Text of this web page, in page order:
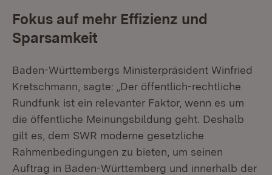
Fokus auf mehr Effizienz und
Sparsamkeit
Baden-Württembergs Ministerpräsident Winfried
Kretschmann, sagte: „Der öffentlich-rechtliche
Rundfunk ist ein relevanter Faktor, wenn es um
die öffentliche Meinungsbildung geht. Deshalb
gilt es, dem SWR moderne gesetzliche
Rahmenbedingungen zu bieten, um seinen
Auftrag in Baden-Württemberg und innerhalb der